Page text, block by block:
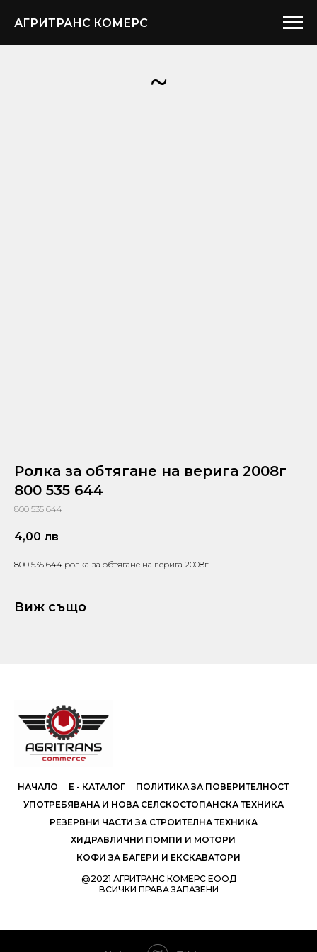
АГРИТРАНС КОМЕРС
~
Ролка за обтягане на верига 2008г
800 535 644
800 535 644
4,00 лв
800 535 644 ролка за обтягане на верига 2008г
Виж също
НАЧАЛО Е - КАТАЛОГ
ПОЛИТИКА ЗА ПОВЕРИТЕЛНОСТ
УПОТРЕБЯВАНА И НОВА СЕЛСКОСТОПАНСКА ТЕХНИКА
РЕЗЕРВНИ ЧАСТИ ЗА СТРОИТЕЛНА ТЕХНИКА
ХИДРАВЛИЧНИ ПОМПИ И МОТОРИ
КОФИ ЗА БАГЕРИ И ЕКСКАВАТОРИ
@2021 АГРИТРАНС КОМЕРС ЕООД
ВСИЧКИ ПРАВА ЗАПАЗЕНИ